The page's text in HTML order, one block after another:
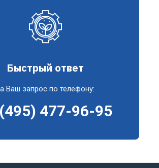
Быстрый ответ
Ваш запрос по телефону:
477-96-95